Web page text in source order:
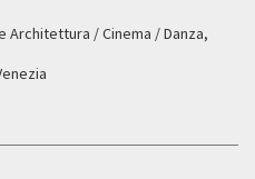
/ Cinema / Danza,